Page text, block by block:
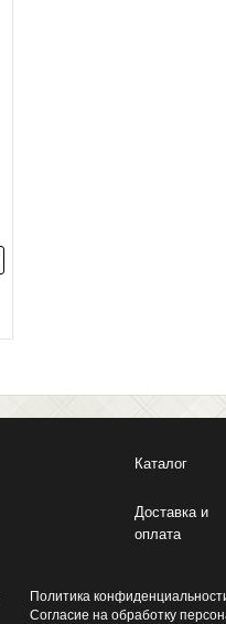
Каталог
Доставка и
оплата
Политика
Согласие на обработку